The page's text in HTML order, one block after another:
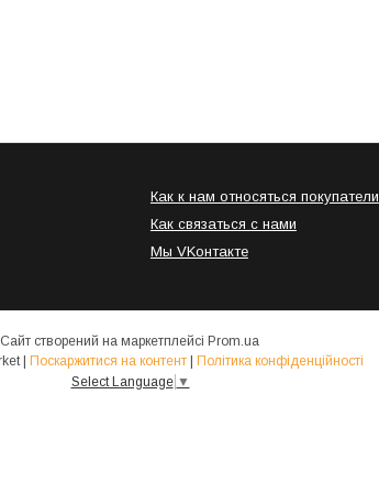
Как к нам относяться покупатели
Как связаться с нами
Мы VKонтакте
Сайт створений на маркетплейсі Prom.ua
DaewooGM - Market | Поскаржитися на контент | Політика конфіденційності
Select Language ▼